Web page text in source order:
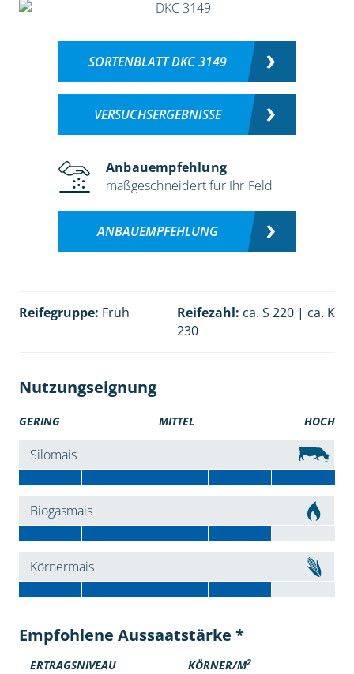
SORTENBLATT DKC 3149
VERSUCHSERGEBNISSE
Anbauempfehlung
maßgeschneidert für Ihr Feld
ANBAUEMPFEHLUNG
Reifegruppe: Früh Reifezahl: ca. S 220 | ca. K
230
Nutzungseignung
GERING MITTEL HOCH
Silomais
Biogasmais
Körnermais
Empfohlene Aussaatstärke *
ERTRAGSNIVEAU KÖRNER/M2